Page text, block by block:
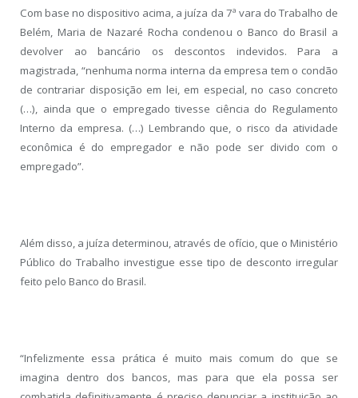
Com base no dispositivo acima, a juíza da 7ª vara do Trabalho de
Belém, Maria de Nazaré Rocha condenou o Banco do Brasil a
devolver ao bancário os descontos indevidos. Para a
magistrada, “nenhuma norma interna da empresa tem o condão
de contrariar disposição em lei, em especial, no caso concreto
(…), ainda que o empregado tivesse ciência do Regulamento
Interno da empresa. (…) Lembrando que, o risco da atividade
econômica é do empregador e não pode ser divido com o
empregado”.
Além disso, a juíza determinou, através de ofício, que o Ministério
Público do Trabalho investigue esse tipo de desconto irregular
feito pelo Banco do Brasil.
“Infelizmente essa prática é muito mais comum do que se
imagina dentro dos bancos, mas para que ela possa ser